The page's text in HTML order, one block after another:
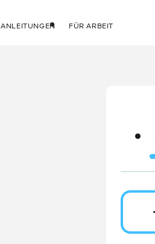
ANLEITUNGEN FÜR ARBEIT